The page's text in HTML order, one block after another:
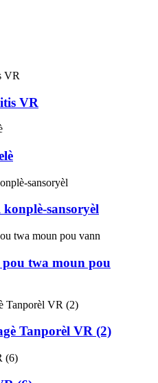
VR
sansoryèl
twa moun pou
Tanporèl VR (2)